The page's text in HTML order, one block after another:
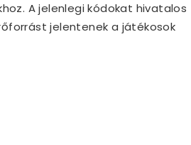
A jelenlegi kódokat hivatalos
jelentenek a játékosok